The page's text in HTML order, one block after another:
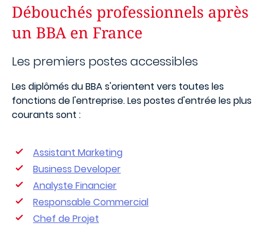
Débouchés professionnels après
un BBA en France
Les premiers postes accessibles
Les diplômés du BBA s'orientent vers toutes les
fonctions de l'entreprise. Les postes d'entrée les plus
courants sont :
Assistant Marketing
Business Developer
Analyste Financier
Responsable Commercial
Chef de Projet